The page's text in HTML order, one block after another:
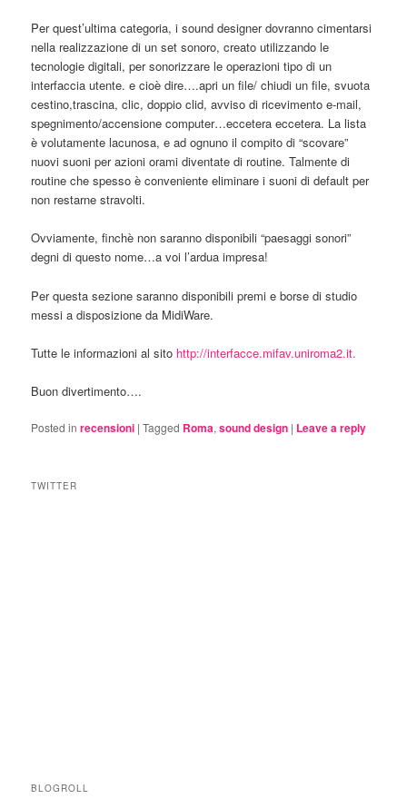
Per quest’ultima categoria, i sound designer dovranno cimentarsi
nella realizzazione di un set sonoro, creato utilizzando le
tecnologie digitali, per sonorizzare le operazioni tipo di un
interfaccia utente. e cioè dire….apri un file/ chiudi un file, svuota
cestino,trascina, clic, doppio clid, avviso di ricevimento e-mail,
spegnimento/accensione computer…eccetera eccetera. La lista
è volutamente lacunosa, e ad ognuno il compito di “scovare”
nuovi suoni per azioni orami diventate di routine. Talmente di
routine che spesso è conveniente eliminare i suoni di default per
non restarne stravolti.
Ovviamente, finchè non saranno disponibili “paesaggi sonori”
degni di questo nome…a voi l’ardua impresa!
Per questa sezione saranno disponibili premi e borse di studio
messi a disposizione da MidiWare.
Tutte le informazioni al sito http://interfacce.mifav.uniroma2.it.
Buon divertimento….
Posted in recensioni |Tagged Roma,sound design | Leave a reply
TWITTER
BLOGROLL